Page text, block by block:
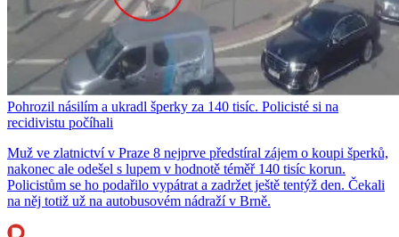
Pohrozil násilím a ukradl šperky za 140 tisíc. Policisté si na
recidivistu počíhali
Muž ve zlatnictví v Praze 8 nejprve předstíral zájem o koupi šperků,
nakonec ale odešel s lupem v hodnotě téměř 140 tisíc korun.
Policistům se ho podařilo vypátrat a zadržet ještě tentýž den. Čekali
na něj totiž už na autobusovém nádraží v Brně.